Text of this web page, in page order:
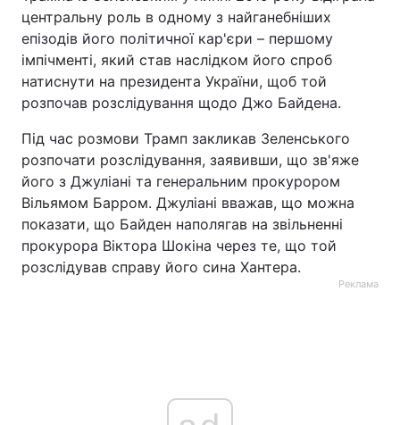
центральну роль в одному з найганебніших
епізодів його політичної кар'єри – першому
імпічменті, який став наслідком його спроб
натиснути на президента України, щоб той
розпочав розслідування щодо Джо Байдена.
Під час розмови Трамп закликав Зеленського
розпочати розслідування, заявивши, що зв'яже
його з Джуліані та генеральним прокурором
Вільямом Барром. Джуліані вважав, що можна
показати, що Байден наполягав на звільненні
прокурора Віктора Шокіна через те, що той
розслідував справу його сина Хантера.
Реклама